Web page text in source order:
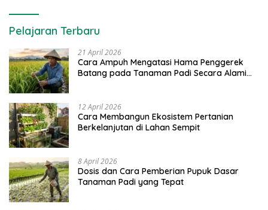
Pelajaran Terbaru
21 April 2026
Cara Ampuh Mengatasi Hama Penggerek
Batang pada Tanaman Padi Secara Alami
12 April 2026
Cara Membangun Ekosistem Pertanian
Berkelanjutan di Lahan Sempit
8 April 2026
Dosis dan Cara Pemberian Pupuk Dasar
Tanaman Padi yang Tepat